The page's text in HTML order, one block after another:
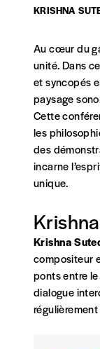
KRISHNA
1 an = 5
*Prix
Je
Je
Au cœur du
unité. Dans
et syncopés
paysage
Cette
les
des
incarne
unique.
Krishna
compositeur
ponts entre
dialogue